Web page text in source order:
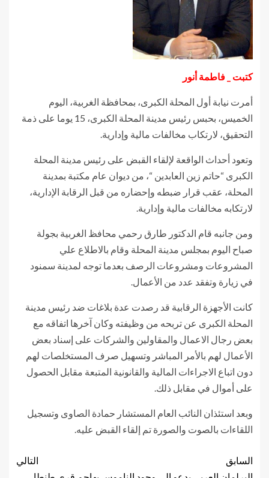
كتبت _ فاطمة أنور
أمرت نيابة أول المحلة الكبرى، بمحافظة الغربية، اليوم
الخميس، بحبس رئيس مدينة المحلة الكبرى، 15 يوما على ذمة
التحقيق، لارتكاب مخالفات مالية وإدارية.
وتعود أحداث الواقعة لإلقاء القبض على رئيس مدينة المحلة
الكبرى “حاتم زين العابدين “، من ديوان عام مكتبة بمدينة
المحلة، عقب قرار ضبطه وإحضاره من قبل الرقابة الإدارية،
لارتكابه مخالفات مالية وإدارية.
ومن جانبه قام الدكتور طارق رحمي محافظ الغربية بجولة
صباح اليوم بمجلس مدينة المحلة وقام بالاطلاع علي
المشروعات ومشروعات الرصف بعدما توجه لمدينة سمنود
في زيارة وتفقد عدد من الأعمال.
كانت الأجهزة الرقابية قد رصدت عدة بلاغات ضد رئيس مدينة
المحلة الكبرى عن تربحه من وظيفته وكان آخرها اتفاقه مع
بعض رجال الاعمال والمقاولين والشركات على إسناد بعض
الأعمال لهم بالأمر المباشر وتسهيل صرف المستخلصات لهم
دون اتباع الاجراءات المالية والقانونية المتبعة مقابل الحصول
على أموال في مقابل ذلك.
وبعد استئذان النائب العام المستشار حمادة الصاوى وتسجيل
اللقاءات بالصوت والصورة تم إلقاء القبض عليه.
السابق
التالي